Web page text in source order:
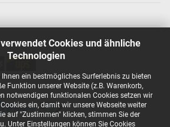
Cookies und ähnliche
Technologien
ein bestmögliches Surferlebnis zu bieten
Funktion unserer Website (z.B. Warenkorb,
notwendigen funktionalen Cookies setzen wir
ein, damit wir unsere Webseite weiter
auf "Zustimmen" klicken, stimmen Sie der
Unter Einstellungen können Sie Cookies